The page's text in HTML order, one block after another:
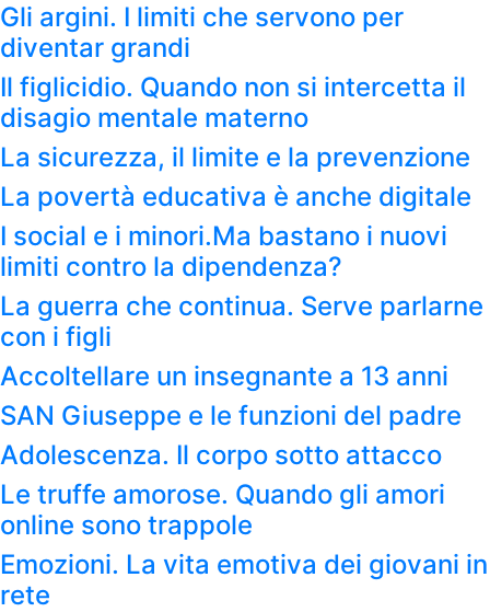
Gli argini. I limiti che servono per
diventar grandi
Il figlicidio. Quando non si intercetta il
disagio mentale materno
La sicurezza, il limite e la prevenzione
La povertà educativa è anche digitale
I social e i minori.Ma bastano i nuovi
limiti contro la dipendenza?
La guerra che continua. Serve parlarne
con i figli
Accoltellare un insegnante a 13 anni
SAN Giuseppe e le funzioni del padre
Adolescenza. Il corpo sotto attacco
Le truffe amorose. Quando gli amori
online sono trappole
Emozioni. La vita emotiva dei giovani in
rete